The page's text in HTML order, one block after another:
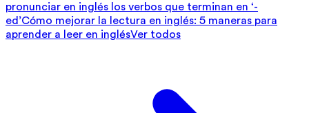
pronunciar en inglés los verbos que terminan en ‘-
ed’Cómo mejorar la lectura en inglés: 5 maneras para
aprender a leer en inglésVer todos